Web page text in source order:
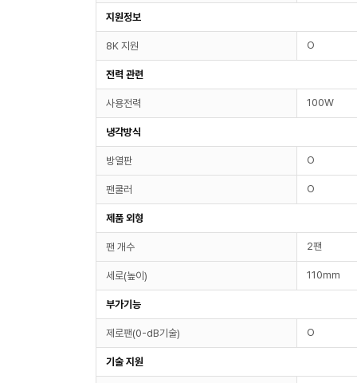
지원정보
8K 지원 O
전력 관련
사용전력 100W
냉각방식
방열판 O
팬쿨러 O
제품 외형
팬 개수 2팬
세로(높이) 110mm
부가기능
제로팬(0-dB기술) O
기술 지원